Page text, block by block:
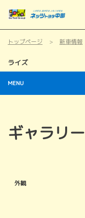
トップページ 新車情報
ライズ
MENU
ギャラリー
外観